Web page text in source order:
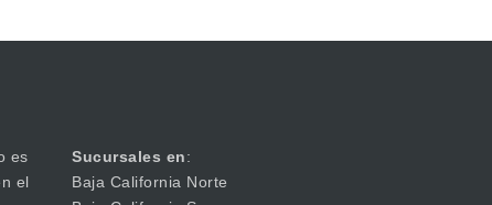
es
el
Sucursales en:
Baja California Norte